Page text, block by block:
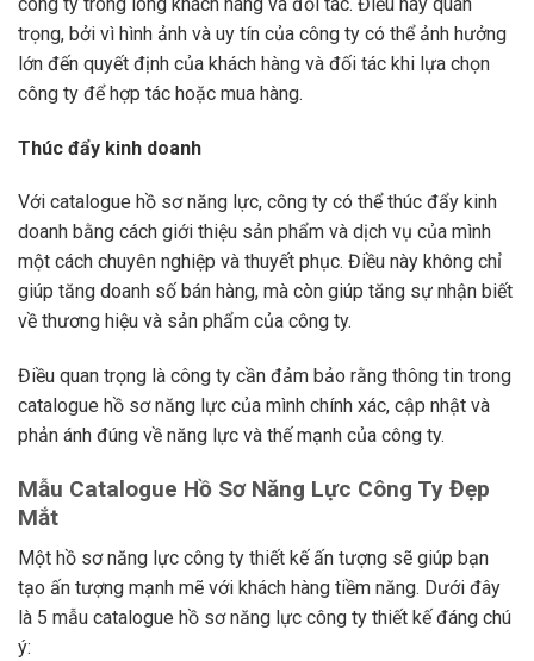
trọng, bởi vì hình ảnh và uy tín của công ty có thể ảnh hưởng
lớn đến quyết định của khách hàng và đối tác khi lựa chọn
công ty để hợp tác hoặc mua hàng.
Thúc đẩy kinh doanh
Với catalogue hồ sơ năng lực, công ty có thể thúc đẩy kinh
doanh bằng cách giới thiệu sản phẩm và dịch vụ của mình
một cách chuyên nghiệp và thuyết phục. Điều này không chỉ
giúp tăng doanh số bán hàng, mà còn giúp tăng sự nhận biết
về thương hiệu và sản phẩm của công ty.
Điều quan trọng là công ty cần đảm bảo rằng thông tin trong
catalogue hồ sơ năng lực của mình chính xác, cập nhật và
phản ánh đúng về năng lực và thế mạnh của công ty.
Mẫu Catalogue Hồ Sơ Năng Lực Công Ty Đẹp
Mắt
Một hồ sơ năng lực công ty thiết kế ấn tượng sẽ giúp bạn
tạo ấn tượng mạnh mẽ với khách hàng tiềm năng. Dưới đây
là 5 mẫu catalogue hồ sơ năng lực công ty thiết kế đáng chú
ý: